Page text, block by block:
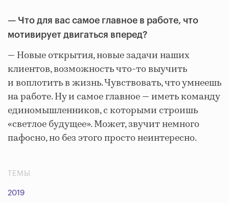
— Что для вас самое главное в работе, что
мотивирует двигаться вперед?
— Новые открытия, новые задачи наших
клиентов, возможность что-то выучить
и воплотить в жизнь. Чувствовать, что умнеешь
на работе. Ну и самое главное — иметь команду
единомышленников, с которыми строишь
«светлое будущее». Может, звучит немного
пафосно, но без этого просто неинтересно.
ТЕМЫ
2019